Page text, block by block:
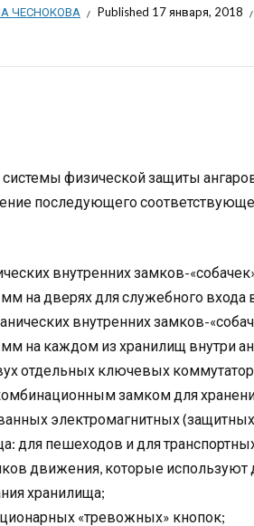
ЧЕСНОКОВА Published 17 января, 2018
физической защиты
последующего
внутренних замков-
на дверях для служебного входа
внутренних замков-
на каждом из хранилищ внутри
отдельных ключевых
замком для
электромагнитных
для пешеходов и для
движения, которые
хранилища;
«тревожных» кнопок;